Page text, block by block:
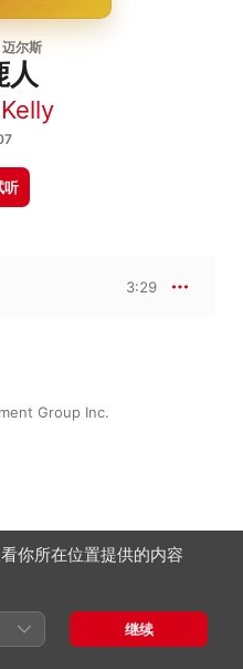
尔斯
人
听
3:29
Group Inc.
你所在位置提供的内容
继续